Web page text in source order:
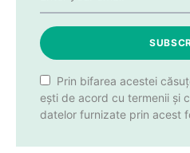
Prin bifarea acestei
ești de acord cu termenii și
datelor furnizate prin acest